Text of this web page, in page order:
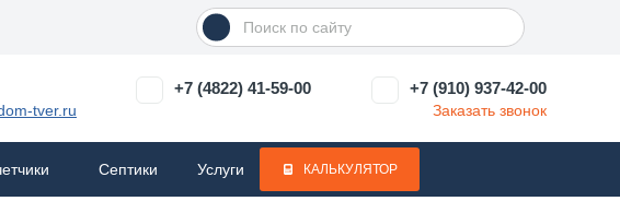
tver.ru
+7 (4822) 41-59-00 +7 (910) 937-42-00
Заказать звонок
Септики Услуги КАЛЬКУЛЯТОР